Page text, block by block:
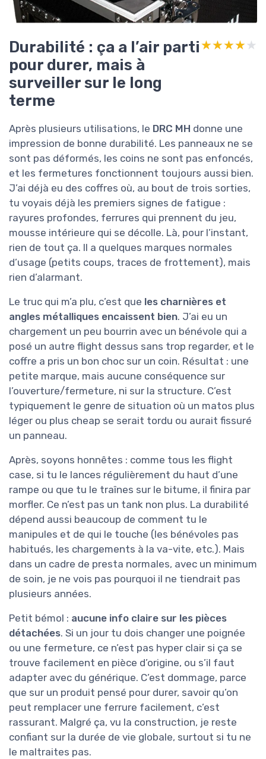
Durabilité : ça a l’air parti
pour durer, mais à
surveiller sur le long
terme
★★★★★
★★★★★
Après plusieurs utilisations, le DRC MH donne une
impression de bonne durabilité. Les panneaux ne se
sont pas déformés, les coins ne sont pas enfoncés,
et les fermetures fonctionnent toujours aussi bien.
J’ai déjà eu des coffres où, au bout de trois sorties,
tu voyais déjà les premiers signes de fatigue :
rayures profondes, ferrures qui prennent du jeu,
mousse intérieure qui se décolle. Là, pour l’instant,
rien de tout ça. Il a quelques marques normales
d’usage (petits coups, traces de frottement), mais
rien d’alarmant.
Le truc qui m’a plu, c’est que les charnières et
angles métalliques encaissent bien. J’ai eu un
chargement un peu bourrin avec un bénévole qui a
posé un autre flight dessus sans trop regarder, et le
coffre a pris un bon choc sur un coin. Résultat : une
petite marque, mais aucune conséquence sur
l’ouverture/fermeture, ni sur la structure. C’est
typiquement le genre de situation où un matos plus
léger ou plus cheap se serait tordu ou aurait fissuré
un panneau.
Après, soyons honnêtes : comme tous les flight
case, si tu le lances régulièrement du haut d’une
rampe ou que tu le traînes sur le bitume, il finira par
morfler. Ce n’est pas un tank non plus. La durabilité
dépend aussi beaucoup de comment tu le
manipules et de qui le touche (les bénévoles pas
habitués, les chargements à la va-vite, etc.). Mais
dans un cadre de presta normales, avec un minimum
de soin, je ne vois pas pourquoi il ne tiendrait pas
plusieurs années.
Petit bémol : aucune info claire sur les pièces
détachées. Si un jour tu dois changer une poignée
ou une fermeture, ce n’est pas hyper clair si ça se
trouve facilement en pièce d’origine, ou s’il faut
adapter avec du générique. C’est dommage, parce
que sur un produit pensé pour durer, savoir qu’on
peut remplacer une ferrure facilement, c’est
rassurant. Malgré ça, vu la construction, je reste
confiant sur la durée de vie globale, surtout si tu ne
le maltraites pas.